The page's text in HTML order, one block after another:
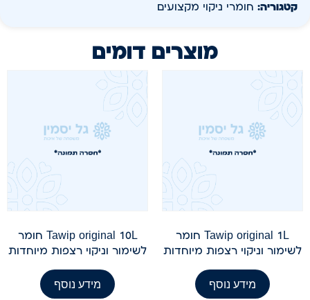
קטגוריה: חומרי ניקוי מקצועים
מוצרים דומים
Tawip original 1L חומר
לשימור וניקוי רצפות מיוחדות
מידע נוסף
Tawip original 10L חומר
לשימור וניקוי רצפות מיוחדות
מידע נוסף